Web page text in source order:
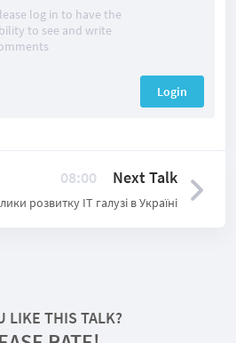
log in to have the
to see and write
Login
08:00 Next Talk
розвитку ІТ галузі в Україні
LIKE THIS TALK?